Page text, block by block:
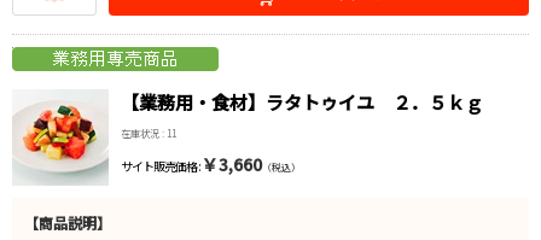
【業務用・食材】ラタトゥイユ ２．５ｋｇ
在庫状況 : 11
サイト販売価格 : ￥3,660（税込）
【商品説明】